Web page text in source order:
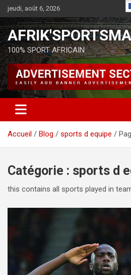
jeudi, août 6, 2026
100% SPORT AFRICAIN
Accueil Blog sports d equipe
Catégorie : sports d
this contains all sports played in